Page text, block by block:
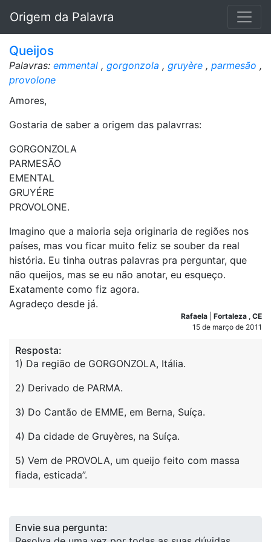
Origem da Palavra
Queijos
Palavras: emmental , gorgonzola , gruyère , parmesão ,
provolone
Amores,
Gostaria de saber a origem das palavrras:
GORGONZOLA
PARMESÃO
EMENTAL
GRUYÉRE
PROVOLONE.
Imagino que a maioria seja originaria de regiões nos
países, mas vou ficar muito feliz se souber da real
história. Eu tinha outras palavras pra perguntar, que
não queijos, mas se eu não anotar, eu esqueço.
Exatamente como fiz agora.
Agradeço desde já.
Rafaela Fortaleza , CE
15 de março de 2011
Resposta:
1) Da região de GORGONZOLA, Itália.
2) Derivado de PARMA.
3) Do Cantão de EMME, em Berna, Suíça.
4) Da cidade de Gruyères, na Suíça.
5) Vem de PROVOLA, um queijo feito com massa
fiada, esticada”.
Envie sua pergunta: